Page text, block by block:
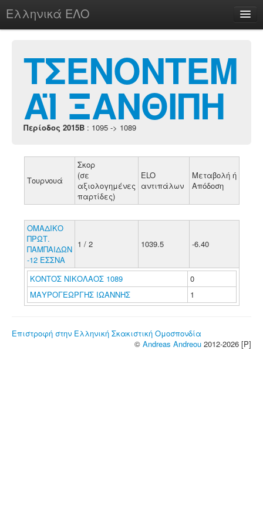
Ελληνικά ΕΛΟ
chesstu.be @ discord
Login
ΤΣΕΝΟΝΤΕΜ
ΑΪ ΞΑΝΘΙΠΗ
Περίοδος 2015B : 1095 -> 1089
Τουρνουά
Σκορ
(σε
αξιολογημένες
παρτίδες)
ELO
αντιπάλων
Μεταβολή ή
Απόδοση
ΟΜΑΔΙΚΟ
ΠΡΩΤ.
ΠΑΜΠΑΙΔΩΝ
-12 ΕΣΣΝΑ
1 / 2 1039.5 -6.40
ΚΟΝΤΟΣ ΝΙΚΟΛΑΟΣ 1089
0
ΜΑΥΡΟΓΕΩΡΓΗΣ ΙΩΑΝΝΗΣ
1
Επιστροφή στην Ελληνική Σκακιστική Ομοσπονδία
© Andreas Andreou 2012-2026 [P]